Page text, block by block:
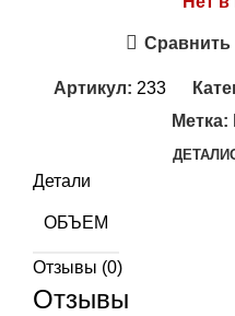
Сравнить
Артикул: 233
Метка:
ДЕТАЛИ
Детали
ОБЪЕМ
Отзывы (0)
Отзывы